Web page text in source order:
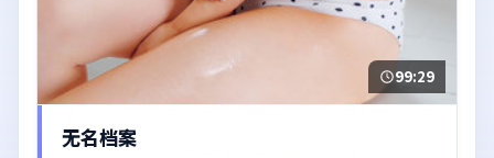
99:29
无名档案